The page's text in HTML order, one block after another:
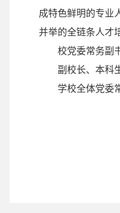
成特色鲜明的专业
并举的全链条人才
校党委常务副
副校长、本科
学校全体党委